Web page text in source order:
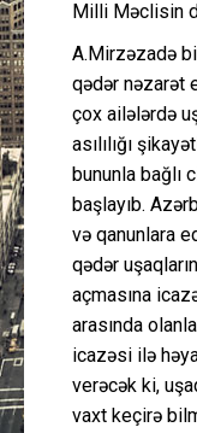
Milli Məclisin
A.Mirzəzadə
qədər nəzarət
çox ailələrdə
asılılığı
bununla bağlı
başlayıb.
və qanunlara
qədər
açmasına
arasında
icazəsi ilə
verəcək ki,
vaxt keçirə